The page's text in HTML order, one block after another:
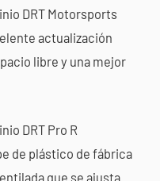
DRT Motorsports
actualización
libre y una mejor
DRT Pro R
de plástico de fábrica
que se ajusta